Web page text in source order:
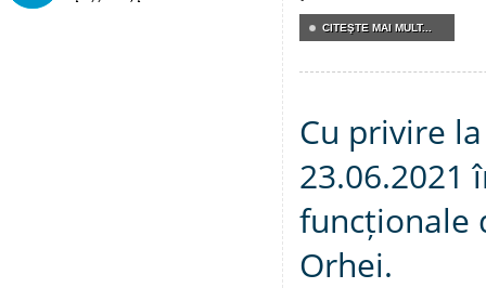
CITEŞTE MAI MULT...
Cu privire
23.06.2021
funcționale
Orhei.